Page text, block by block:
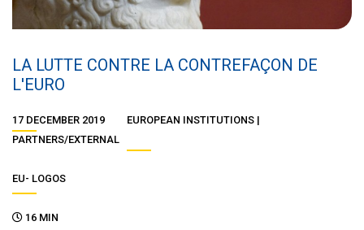
LA LUTTE CONTRE LA CONTREFAÇON DE
L'EURO
17 DECEMBER 2019
EUROPEAN INSTITUTIONS
PARTNERS/EXTERNAL
EU- LOGOS
16 MIN